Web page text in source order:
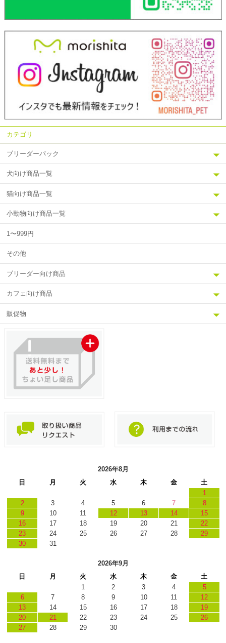
カテゴリ
ブリーダーパック
犬向け商品一覧
猫向け商品一覧
小動物向け商品一覧
1〜999円
その他
ブリーダー向け商品
カフェ向け商品
販促物
2026年8月
日
月 火 水 木 金
土
1
2
3 4 5 6 7
8
9
10 11 12 13 14
15
16
17 18 19 20 21
22
23
24 25 26 27 28
29
30
31
2026年9月
日
月 火 水 木 金
土
1
2 3 4
5
6
7 8 9 10 11
12
13
14 15 16 17 18
19
20
21 22 23 24 25
26
27
28 29 30